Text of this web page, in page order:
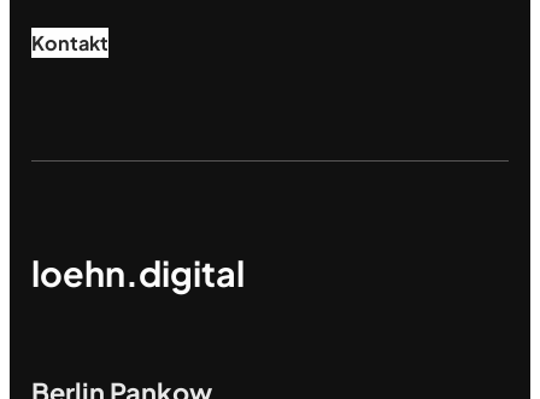
Kontakt
loehn.digital
Berlin Pankow